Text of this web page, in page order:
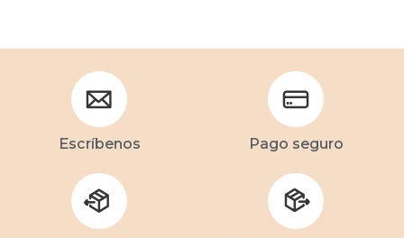
Escríbenos Pago seguro